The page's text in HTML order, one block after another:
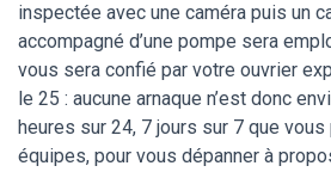
inspectée avec une caméra puis un
accompagné d’une pompe sera
vous sera confié par votre ouvrier
le 25 : aucune arnaque n’est donc
heures sur 24, 7 jours sur 7 que
équipes, pour vous dépanner à